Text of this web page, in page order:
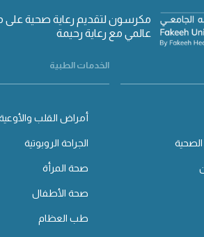
مكرسون لتقديم رعاية صحية
عالمي مع رعاية رحيمة
الصحية
الخدمات الطبية
أمراض القلب
الجراحة الروبوتية
صحة المرأة
صحة الأطفال
طب العظام